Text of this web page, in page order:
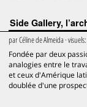
Side Gallery,
parCéline de Almeida · visuels:
Fondée par deux
analogies entre le
et ceux d'Amérique
doublée d'une